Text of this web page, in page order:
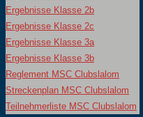
Ergebnisse Klasse 2b
Ergebnisse Klasse 2c
Ergebnisse Klasse 3a
Ergebnisse Klasse 3b
Reglement MSC Clubslalom
Streckenplan MSC Clubslalom
Teilnehmerliste MSC Clubslalom